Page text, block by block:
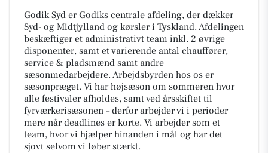
Godik Syd er Godiks centrale afdeling, der dækker
Syd- og Midtjylland og kørsler i Tyskland. Afdelingen
beskæftiger et administrativt team inkl. 2 øvrige
disponenter, samt et varierende antal chauffører,
service & pladsmænd samt andre
sæsonmedarbejdere. Arbejdsbyrden hos os er
sæsonpræget. Vi har højsæson om sommeren hvor
alle festivaler afholdes, samt ved årsskiftet til
fyrværkerisæsonen – derfor arbejder vi i perioder
mere når deadlines er korte. Vi arbejder som et
team, hvor vi hjælper hinanden i mål og har det
sjovt selvom vi løber stærkt.